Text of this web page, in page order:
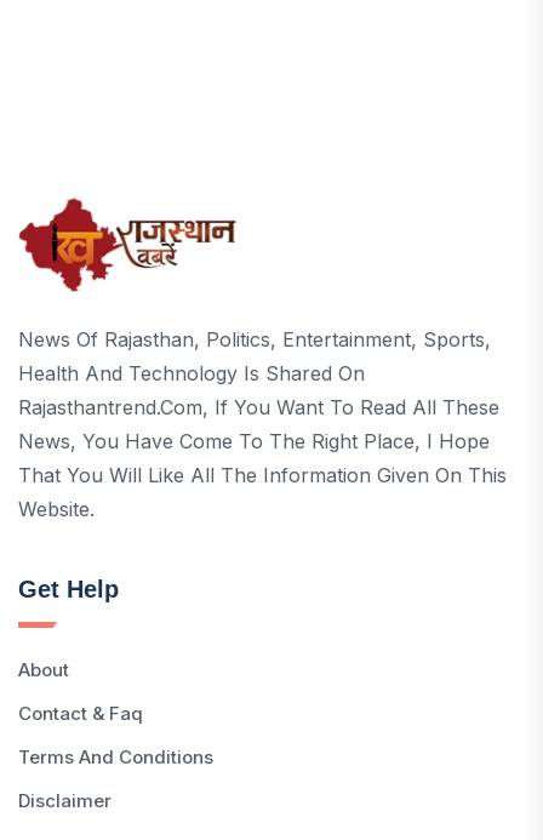
News Of Rajasthan, Politics, Entertainment, Sports,
Health And Technology Is Shared On
Rajasthantrend.com, If You Want To Read All These
News, You Have Come To The Right Place, I Hope
That You Will Like All The Information Given On This
Website.
Get Help
About
Contact & Faq
Terms And Conditions
Disclaimer